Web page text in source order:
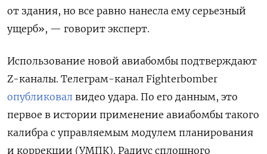
от здания, но все равно нанесла ему серьезный
ущерб», — говорит эксперт.
Использование новой авиабомбы подтверждают
Z-каналы. Телеграм-канал Fighterbomber
опубликовал видео удара. По его данным, это
первое в истории применение авиабомбы такого
калибра с управляемым модулем планирования
и коррекции (УМПК). Радиус сплошного